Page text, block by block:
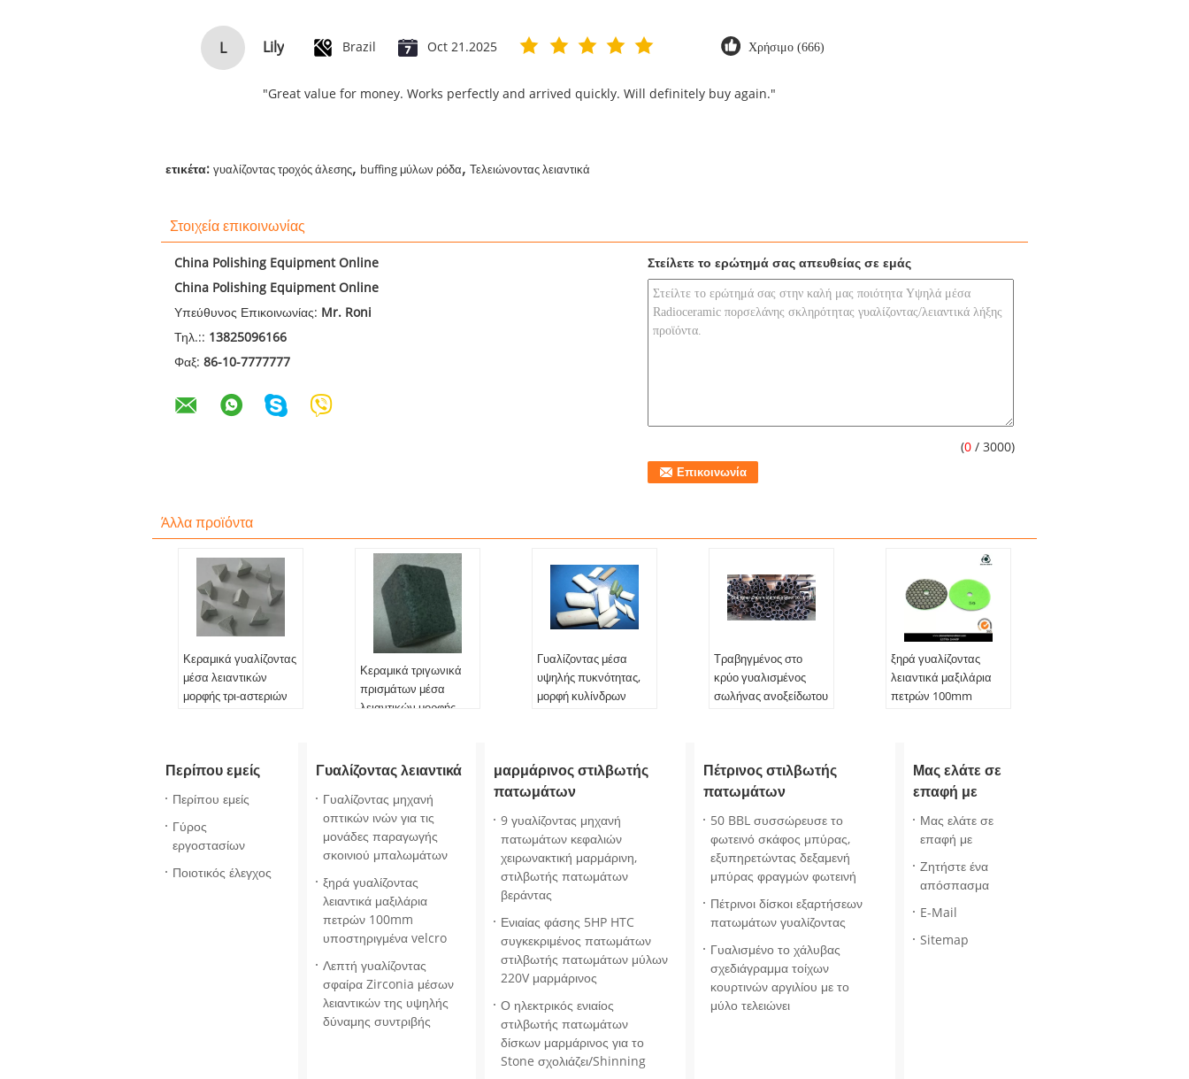
L Lily Brazil Oct 21.2025 Χρήσιμο (666)
"Great value for money. Works perfectly and arrived quickly. Will definitely buy again."
ετικέτα: γυαλίζοντας τροχός άλεσης, buffing μύλων ρόδα, Τελειώνοντας λειαντικά
Στοιχεία επικοινωνίας
China Polishing Equipment Online
China Polishing Equipment Online
Υπεύθυνος Επικοινωνίας: Mr. Roni
Τηλ.:: 13825096166
Φαξ: 86-10-7777777
Στείλετε το ερώτημά σας απευθείας σε εμάς
(0 / 3000)
Άλλα προϊόντα
Κεραμικά γυαλίζοντας
μέσα λειαντικών
μορφής τρι-αστεριών
Γυαλίζοντας μέσα
Εφαρμογή:στίλβωση
Διαστάσεις::
σας
Υλικό:Κεραμικός/
πορσελάνη
Κεραμικά τριγωνικά
πρισμάτων μέσα
λειαντικών μορφής
Γυαλίζοντας μέσα
Διαστάσεις::
Σύμφωνα με το αίτημά
σας
Υλικό:
Κεραμικά
Γυαλίζοντας μέσα
υψηλής πυκνότητας,
μορφή κυλίνδρων
Όνομα προϊόντος:
Λειαντικός
Εφαρμογή:
Διαστάσεις::
Σύμφωνα με το αίτημά
σας
Υλικό:Πορσελάνη
Τραβηγμένος στο
κρύο γυαλισμένος
σωλήνας ανοξείδωτου
ξηρά γυαλίζοντας
λειαντικά μαξιλάρια
πετρών 100mm
Περίπου εμείς
Περίπου εμείς
Γύρος
εργοστασίων
Ποιοτικός έλεγχος
Γυαλίζοντας λειαντικά
Γυαλίζοντας μηχανή
οπτικών ινών για τις
μονάδες παραγωγής
σκοινιού μπαλωμάτων
ξηρά γυαλίζοντας
λειαντικά μαξιλάρια
πετρών 100mm
υποστηριγμένα velcro
Λεπτή γυαλίζοντας
σφαίρα Zirconia μέσων
λειαντικών της υψηλής
δύναμης συντριβής
μαρμάρινος στιλβωτής
πατωμάτων
9 γυαλίζοντας μηχανή
πατωμάτων κεφαλιών
χειρωνακτική μαρμάρινη,
στιλβωτής πατωμάτων
βεράντας
Ενιαίας φάσης 5HP HTC
συγκεκριμένος πατωμάτων
στιλβωτής πατωμάτων μύλων
220V μαρμάρινος
Ο ηλεκτρικός ενιαίος
στιλβωτής πατωμάτων
δίσκων μαρμάρινος για το
Stone σχολιάζει/Shinning
Πέτρινος στιλβωτής
πατωμάτων
50 BBL συσσώρευσε το
φωτεινό σκάφος μπύρας,
εξυπηρετώντας δεξαμενή
μπύρας φραγμών φωτεινή
Πέτρινοι δίσκοι εξαρτήσεων
πατωμάτων γυαλίζοντας
Γυαλισμένο το χάλυβας
σχεδιάγραμμα τοίχων
κουρτινών αργιλίου με το
μύλο τελειώνει
Μας ελάτε σε
επαφή με
Μας ελάτε σε
επαφή με
Ζητήστε ένα
απόσπασμα
E-Mail
Sitemap